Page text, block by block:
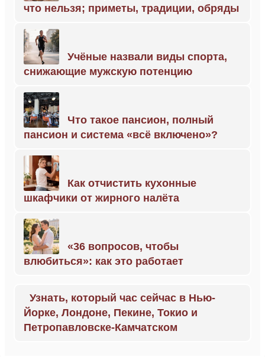
что нельзя; приметы, традиции, обряды
Учёные назвали виды спорта,
снижающие мужскую потенцию
Что такое пансион, полный
пансион и система «всё включено»?
Как отчистить кухонные
шкафчики от жирного налёта
«36 вопросов, чтобы
влюбиться»: как это работает
Узнать, который час сейчас в Нью-
Йорке, Лондоне, Пекине, Токио и
Петропавловске-Камчатском